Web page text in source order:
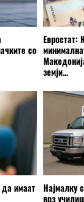
со
Евростат:
земји...
имаат
Најмалку
врз